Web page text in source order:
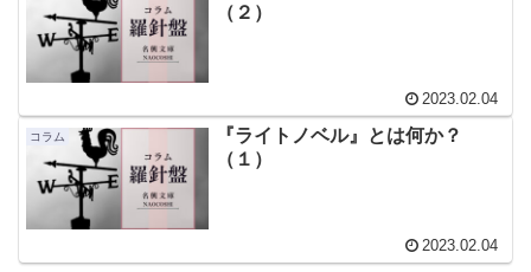
（２）
2023.02.04
コラム
『ライトノベル』とは何か？
（１）
2023.02.04